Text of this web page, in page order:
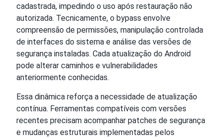
cadastrada, impedindo o uso após restauração não
autorizada. Tecnicamente, o bypass envolve
compreensão de permissões, manipulação controlada
de interfaces do sistema e análise das versões de
segurança instaladas. Cada atualização do Android
pode alterar caminhos e vulnerabilidades
anteriormente conhecidas.
Essa dinâmica reforça a necessidade de atualização
contínua. Ferramentas compatíveis com versões
recentes precisam acompanhar patches de segurança
e mudanças estruturais implementadas pelos